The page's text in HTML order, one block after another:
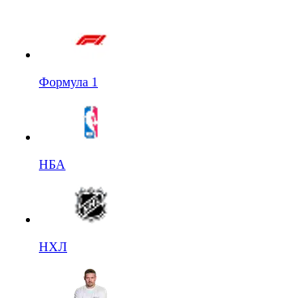
Формула 1
НБА
НХЛ